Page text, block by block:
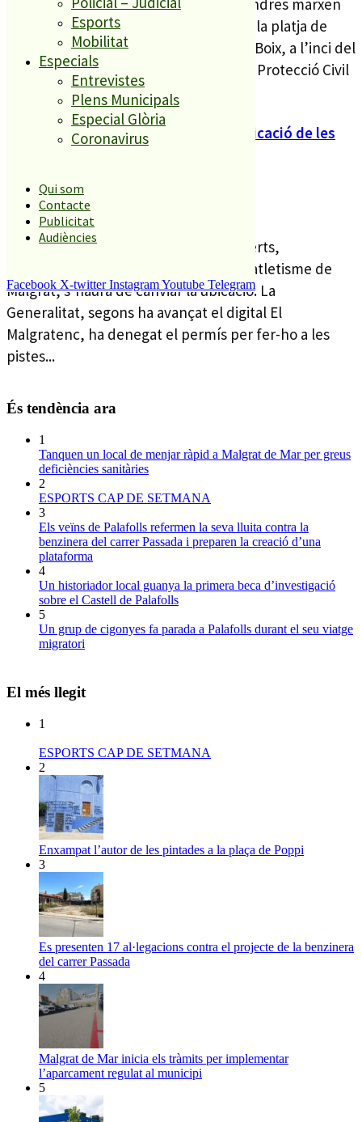
Esports
Mobilitat
Especials
Entrevistes
Plens Municipals
Especial Glòria
Coronavirus
Qui som
Contacte
Publicitat
Audiències
Facebook X-twitter InstagramYoutube Telegram
Les barraques, que comencen el divendres marxen
de les pistes d’atletisme i s’ubicaran a la platja de
Malgrat Centre, davant la plaça Xesco Boix, a l’inci del
Passeig de Mar. La Direcció General de Protecció Civil
ha emès un informe...
La Generalitat denega el permís d’ubicació de les
Barraques de MLG
DT 8 AG. 17
A tres dies perquè comencin els concerts,
programats com cada any a la pista d’atletisme de
Malgrat, s’haurà de canviar la ubicació. La
Generalitat, segons ha avançat el digital El
Malgratenc, ha denegat el permís per fer-ho a les
pistes...
És tendència ara
1
Tanquen un local de menjar ràpid a Malgrat de Mar per greus
deficiències sanitàries
2
ESPORTS CAP DE SETMANA
3
Els veïns de Palafolls refermen la seva lluita contra la
benzinera del carrer Passada i preparen la creació d’una
plataforma
4
Un historiador local guanya la primera beca d’investigació
sobre el Castell de Palafolls
5
Un grup de cigonyes fa parada a Palafolls durant el seu viatge
migratori
El més llegit
1
ESPORTS CAP DE SETMANA
2
Enxampat l’autor de les pintades a la plaça de Poppi
3
Es presenten 17 al·legacions contra el projecte de la benzinera
del carrer Passada
4
Malgrat de Mar inicia els tràmits per implementar
l’aparcament regulat al municipi
5